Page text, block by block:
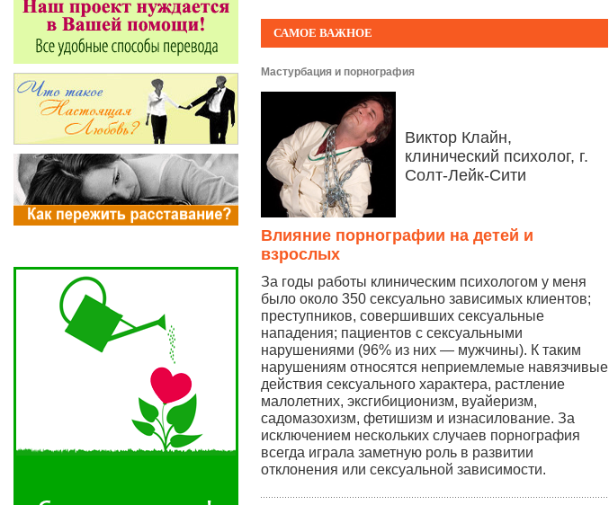
САМОЕ ВАЖНОЕ
Мастурбация и порнография
Виктор Клайн,
клинический психолог, г.
Солт-Лейк-Сити
Влияние порнографии на детей и
взрослых
За годы работы клиническим психологом у меня
было около 350 сексуально зависимых клиентов;
преступников, совершивших сексуальные
нападения; пациентов с сексуальными
нарушениями (96% из них — мужчины). К таким
нарушениям относятся неприемлемые навязчивые
действия сексуального характера, растление
малолетних, эксгибиционизм, вуайеризм,
садомазохизм, фетишизм и изнасилование. За
исключением нескольких случаев порнография
всегда играла заметную роль в развитии
отклонения или сексуальной зависимости.